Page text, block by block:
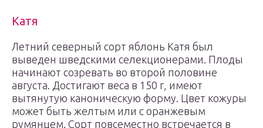
Катя
Летний северный сорт яблонь Катя был
выведен шведскими селекционерами. Плоды
начинают созревать во второй половине
августа. Достигают веса в 150 г, имеют
вытянутую каноническую форму. Цвет кожуры
может быть желтым или с оранжевым
румянцем. Сорт повсеместно встречается в